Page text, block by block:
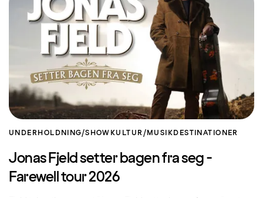
UNDERHOLDNING/SHOW KULTUR/MUSIK DESTINATIONER
Jonas Fjeld setter bagen fra seg -
Farewell tour 2026